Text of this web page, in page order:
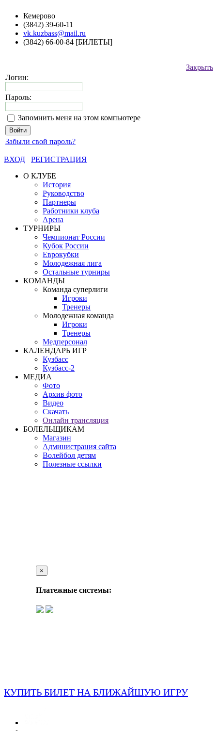
Кемерово
(3842) 39-60-11
vk.kuzbass@mail.ru
(3842) 66-00-84 [БИЛЕТЫ]
Закрыть
Логин:
Пароль:
Запомнить меня на этом компьютере
Забыли свой пароль?
ВХОД
РЕГИСТРАЦИЯ
О КЛУБЕ
История
Руководство
Партнеры
Работники клуба
Арена
ТУРНИРЫ
Чемпионат России
Кубок России
Еврокубки
Молодежная лига
Остальные турниры
КОМАНДЫ
Команда суперлиги
Игроки
Тренеры
Молодежная команда
Игроки
Тренеры
Медперсонал
КАЛЕНДАРЬ ИГР
Кузбасс
Кузбасс-2
МЕДИА
Фото
Архив фото
Видео
Скачать
Онлайн трансляция
БОЛЕЛЬЩИКАМ
Магазин
Администрация сайта
Волейбол детям
Полезные ссылки
×
Платежные системы:
КУПИТЬ БИЛЕТ НА БЛИЖАЙШУЮ ИГРУ